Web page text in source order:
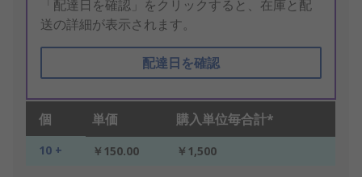
「配達日を確認」をクリックすると、在庫と配
送の詳細が表示されます。
配達日を確認
個 単価 購入単位毎合計*
10 + ￥150.00 ￥1,500